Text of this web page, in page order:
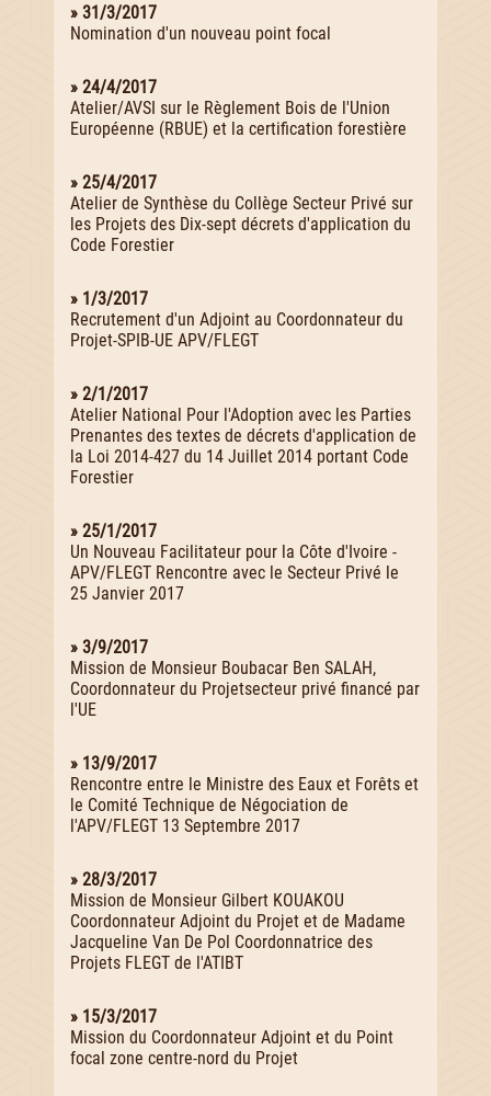
» 31/3/2017
Nomination d'un nouveau point focal
» 24/4/2017
Atelier/AVSI sur le Règlement Bois de l'Union
Européenne (RBUE) et la certification forestière
» 25/4/2017
Atelier de Synthèse du Collège Secteur Privé sur
les Projets des Dix-sept décrets d'application du
Code Forestier
» 1/3/2017
Recrutement d'un Adjoint au Coordonnateur du
Projet-SPIB-UE APV/FLEGT
» 2/1/2017
Atelier National Pour l'Adoption avec les Parties
Prenantes des textes de décrets d'application de
la Loi 2014-427 du 14 Juillet 2014 portant Code
Forestier
» 25/1/2017
Un Nouveau Facilitateur pour la Côte d'Ivoire -
APV/FLEGT Rencontre avec le Secteur Privé le
25 Janvier 2017
» 3/9/2017
Mission de Monsieur Boubacar Ben SALAH,
Coordonnateur du Projetsecteur privé financé par
l'UE
» 13/9/2017
Rencontre entre le Ministre des Eaux et Forêts et
le Comité Technique de Négociation de
l'APV/FLEGT 13 Septembre 2017
» 28/3/2017
Mission de Monsieur Gilbert KOUAKOU
Coordonnateur Adjoint du Projet et de Madame
Jacqueline Van De Pol Coordonnatrice des
Projets FLEGT de l'ATIBT
» 15/3/2017
Mission du Coordonnateur Adjoint et du Point
focal zone centre-nord du Projet